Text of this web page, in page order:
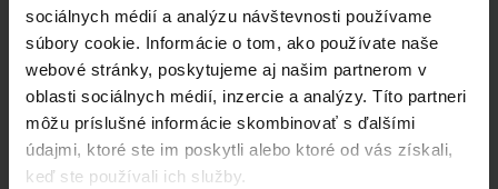
sociálnych médií a analýzu návštevnosti používame
súbory cookie. Informácie o tom, ako používate naše
webové stránky, poskytujeme aj našim partnerom v
oblasti sociálnych médií, inzercie a analýzy. Títo partneri
môžu príslušné informácie skombinovať s ďalšími
údajmi, ktoré ste im poskytli alebo ktoré od vás získali,
keď ste používali ich služby.
naše/vašebenefity